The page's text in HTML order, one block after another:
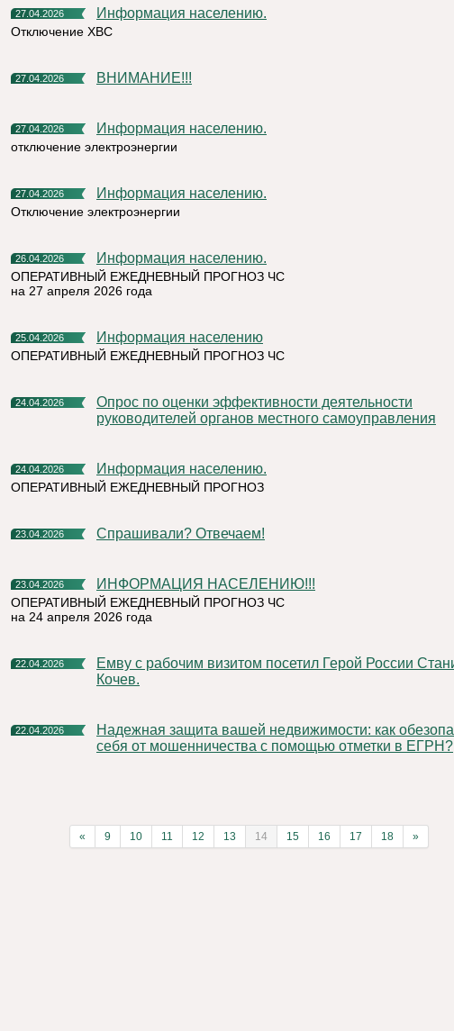
27.04.2026 Информация населению.
Отключение ХВС
27.04.2026 ВНИМАНИЕ!!!
27.04.2026 Информация населению.
отключение электроэнергии
27.04.2026 Информация населению.
Отключение электроэнергии
26.04.2026 Информация населению.
ОПЕРАТИВНЫЙ ЕЖЕДНЕВНЫЙ ПРОГНОЗ ЧС
на 27 апреля 2026 года
25.04.2026 Информация населению
ОПЕРАТИВНЫЙ ЕЖЕДНЕВНЫЙ ПРОГНОЗ ЧС
24.04.2026
Опрос по оценки эффективности деятельности
руководителей органов местного самоуправления
24.04.2026 Информация населению.
ОПЕРАТИВНЫЙ ЕЖЕДНЕВНЫЙ ПРОГНОЗ
23.04.2026 Спрашивали? Отвечаем!
23.04.2026 ИНФОРМАЦИЯ НАСЕЛЕНИЮ!!!
ОПЕРАТИВНЫЙ ЕЖЕДНЕВНЫЙ ПРОГНОЗ ЧС
на 24 апреля 2026 года
22.04.2026
Емву с рабочим визитом посетил Герой России Станислав
Кочев.
22.04.2026
Надежная защита вашей недвижимости: как обезопасить
себя от мошенничества с помощью отметки в ЕГРН?
« 9 10 11 12 13 14 15 16 17 18 »